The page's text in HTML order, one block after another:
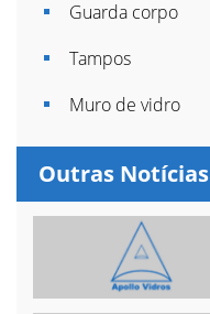
Guarda corpo
Tampos
Muro de vidro
Outras Notícias